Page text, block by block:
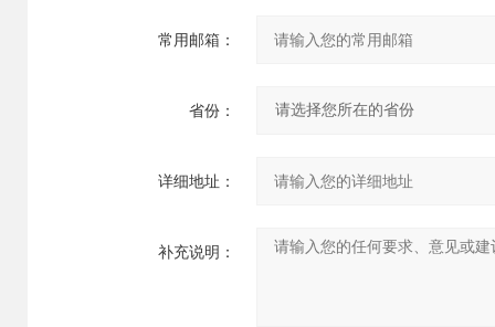
常用邮箱：
省份：
详细地址：
补充说明：